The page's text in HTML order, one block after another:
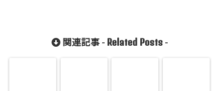
関連記事 - Related Posts-